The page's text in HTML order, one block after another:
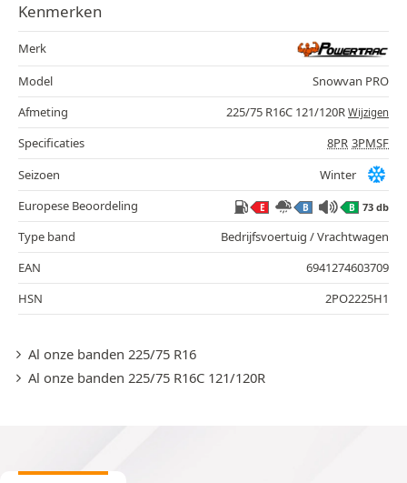
Kenmerken
Merk
Model
Snowvan PRO
Afmeting
225/75 R16C 121/120R Wijzigen
Specificaties 8PR 3PMSF
Seizoen
Winter
Europese Beoordeling
E B B 73 db
Type band
Bedrijfsvoertuig / Vrachtwagen
EAN
6941274603709
HSN
2PO2225H1
Al onze banden 225/75 R16
Al onze banden 225/75 R16C 121/120R